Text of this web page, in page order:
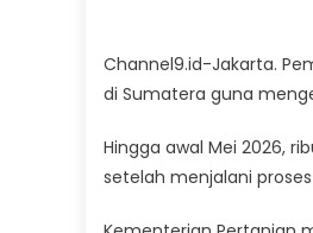
Channel9.id-Jakarta.
di Sumatera guna
Hingga awal Mei 2026,
setelah menjalani